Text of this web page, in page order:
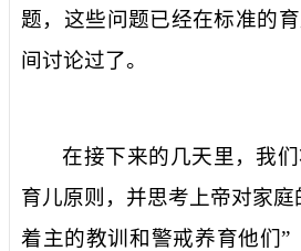
题，这些问题已经在标准的
间讨论过了。
在接下来的几天里，我
育儿原则，并思考上帝对家
着主的教训和警戒养育他们”